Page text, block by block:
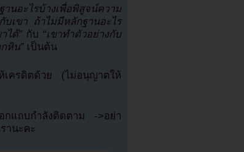
อะไรบ้างเพื่อพิสูจน์ความ
บเขา ถ้าไม่มีหลักฐานอะไร
ได้” กับ “เขาทำตัวอย่างกับ
หิน” เป็นต้น
เครดิตด้วย (ไม่อนุญาตให้
อกแถบกำลังติดตาม ->อย่า
านะคะ